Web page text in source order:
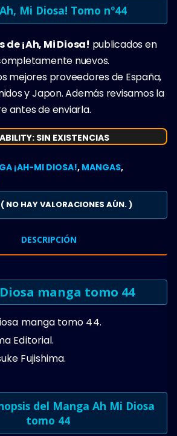
Mi Diosa! Tomo nº44
de ¡Ah, Mi Diosa! publicados en
nuevos.
mejores proveedores de España,
y Japon. Además revisamos la
antes de enviarla.
SIN EXISTENCIAS
¡AH-MI DIOSA!, MANGAS,
( NO HAY VALORACIONES AÚN. )
DESCRIPCIÓN
manga tomo 44
manga tomo 44.
Editorial.
Fujishima.
del Manga Ah Mi Diosa
tomo 44